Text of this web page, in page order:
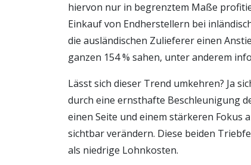
hiervon nur in begrenztem Maße
Einkauf von Endherstellern bei
die ausländischen Zulieferer einen
ganzen 154 % sahen, unter anderem
Lässt sich dieser Trend umkehren? Ja
durch eine ernsthafte Beschleunigung
einen Seite und einem stärkeren Fokus
sichtbar verändern. Diese beiden
als niedrige Lohnkosten.